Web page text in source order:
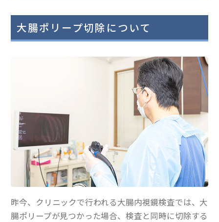
大腸ポリープ切除について
昨今、クリニックで行われる大腸内視鏡検査では、大
腸ポリープが見つかった場合、検査と同時に切除する